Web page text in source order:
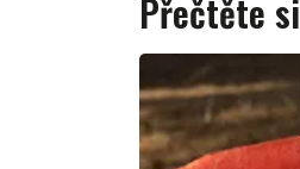
Přečtěte si